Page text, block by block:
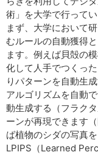
術」を大学で行ってい
まず、大学において
むルールの自動獲得
ます。例えば貝殻の
化して人手でつくっ
りパターンを自動生
アルゴリズムを自動
動生成する（フラク
ーンが再現できます
ば植物のシダの写真
LPIPS（Learned